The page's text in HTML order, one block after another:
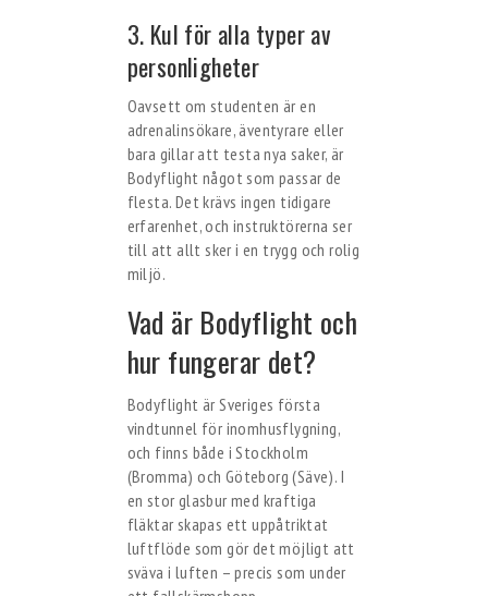
3. Kul för alla typer av
personligheter
Oavsett om studenten är en
adrenalinsökare, äventyrare eller
bara gillar att testa nya saker, är
Bodyflight något som passar de
flesta. Det krävs ingen tidigare
erfarenhet, och instruktörerna ser
till att allt sker i en trygg och rolig
miljö.
Vad är Bodyflight och
hur fungerar det?
Bodyflight är Sveriges första
vindtunnel för inomhusflygning,
och finns både i Stockholm
(Bromma) och Göteborg (Säve). I
en stor glasbur med kraftiga
fläktar skapas ett uppåtriktat
luftflöde som gör det möjligt att
sväva i luften – precis som under